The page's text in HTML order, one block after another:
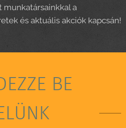
munkatársainkkal a
és aktuális akciók kapcsán!
BE